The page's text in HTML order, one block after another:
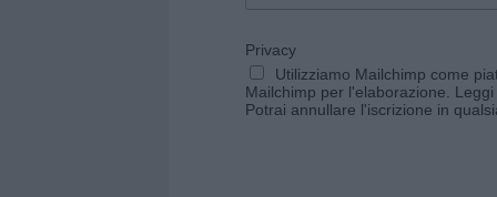
Privacy
Utilizziamo Mailchimp come
Mailchimp per l'elaborazione.
Potrai annullare l'iscrizione in